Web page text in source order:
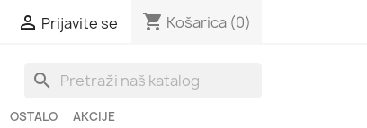
 Prijavite se shopping_cart Košarica (0)
search
OSTALO AKCIJE